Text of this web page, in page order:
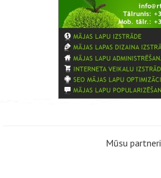
Mūsu partneri